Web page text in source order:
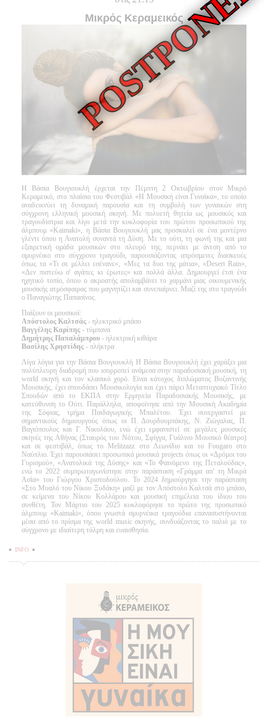
Είσοδος διαχειριστή
Μικρός Κεραμεικός
Η Βάσια Βουγιουκλή έρχεται την Πέμπτη 2 Οκτωβρίου στον Μικρό
Κεραμεικό, στο πλαίσιο του Φεστιβάλ «Η Μουσική είναι Γυναίκα», το οποίο
αναδεικνύει τη δυναμική παρουσία και τη συμβολή των γυναικών στη
σύγχρονη ελληνική μουσική σκηνή. Με πολυετή θητεία ως μουσικός και
τραγουδίστρια και λίγο μετά την κυκλοφορία του πρώτου προσωπικού της
άλμπουμ «Kaimaki», η Βάσια Βουγιουκλή μας προσκαλεί σε ένα μοντέρνο
γλέντι όπου η Ανατολή συναντά τη Δύση. Με το ούτι, τη φωνή της και μια
εξαιρετική ομάδα μουσικών στο πλευρό της, περνάει με άνεση από το
σμυρνέικο στο σύγχρονο τραγούδι, παρουσιάζοντας απρόσμενες διασκευές
όπως τα «Τι σε μέλλει εσένανε», «Μες τα δυο της μάτια», «Desert Rain»,
«Δεν πιστεύω σ' αγάπες κι έρωτες» και πολλά άλλα. Δημιουργεί έτσι ένα
ηχητικό τοπίο, όπου ο ακροατής απολαμβάνει το χαρμάνι μιας οικουμενικής
μουσικής ατμόσφαιρας που μαγνητίζει και συνεπαίρνει. Μαζί της στο τραγούδι
ο Παναγιώτης Παπασίνος.
Παίζουν οι μουσικοί:
Απόστολος Καλτσάς- ηλεκτρικό μπάσο
Βαγγέλης Καρίπης- τύμπανα
Δημήτρης Παπαλάμπρου- ηλεκτρική κιθάρα
Βασίλης Χρηστίδης- πλήκτρα
Λίγα λόγια για την Βάσια Βουγιουκλή Η Βάσια Βουγιουκλή έχει χαράξει μια
πολύπλευρη διαδρομή που ισορροπεί ανάμεσα στην παραδοσιακή μουσική, τη
world σκηνή και τον κλασικό χορό. Είναι κάτοχος διπλώματος Βυζαντινής
Μουσικής, έχει σπουδάσει Μουσικολογία και έχει πάρει Μεταπτυχιακό Τίτλο
Σπουδών από το ΕΚΠΑ στην Ερμηνεία Παραδοσιακής Μουσικής, με
κατεύθυνση το Ούτι. Παράλληλα, αποφοίτησε από την Μουσική Ακαδημία
της Σόφιας, τμήμα Παιδαγωγικής Μπαλέτου. Έχει συνεργαστεί με
σημαντικούς δημιουργούς όπως οι Π. Δουρδουμπάκης, Ν. Ζιώγαλας, Π.
Βαγιόπουλος και Γ. Νικολάου, ενώ έχει εμφανιστεί σε μεγάλες μουσικές
σκηνές της Αθήνας (Σταυρός του Νότου, Σφίγγα, Γυάλινο Μουσικό θέατρο)
και σε φεστιβάλ, όπως το Melitzazz στο Λεωνίδιο και το Fougaro στο
Ναύπλιο. Έχει παρουσιάσει προσωπικά μουσικά projects όπως οι «Δρόμοι του
Γυρισμού», «Ανατολικά της Δύσης» και «Το Φαινόμενο της Πεταλούδας»,
ενώ το 2022 συμπρωταγωνίστησε στην παράσταση «Γράμμα απ' τη Μικρά
Ασία» του Γιώργου Χριστοδούλου. Το 2024 δημιούργησε την παράσταση
«Στο Μυαλό του Νίκου Ξυδάκη» μαζί με τον Απόστολο Καλτσά στο μπάσο,
σε κείμενα του Νίκου Κολλάρου και μουσική επιμέλεια του ίδιου του
συνθέτη. Τον Μάρτιο του 2025 κυκλοφόρησε το πρώτο της προσωπικό
άλμπουμ «Kaimaki», όπου γνωστά σμυρνέικα τραγούδια επανασυστήνονται
μέσα από το πρίσμα της world music σκηνής, συνδυάζοντας το παλιό με το
σύγχρονο με ιδιαίτερη τόλμη και ευαισθησία.
INFO